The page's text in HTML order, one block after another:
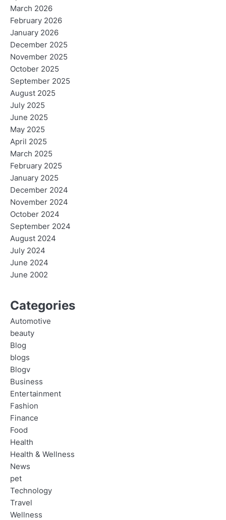
March 2026
February 2026
January 2026
December 2025
November 2025
October 2025
September 2025
August 2025
July 2025
June 2025
May 2025
April 2025
March 2025
February 2025
January 2025
December 2024
November 2024
October 2024
September 2024
August 2024
July 2024
June 2024
June 2002
Categories
Automotive
beauty
Blog
blogs
Blogv
Business
Entertainment
Fashion
Finance
Food
Health
Health & Wellness
News
pet
Technology
Travel
Wellness